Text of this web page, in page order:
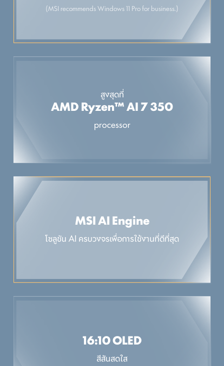
(MSI recommends Windows 11 Pro for business.)
สูงสุดที่
AMD Ryzen™ AI 7 350
processor
MSI AI Engine
โซลูชัน AI ครบวงจรเพื่อการใช้งานที่ดีที่สุด
16:10 OLED
สีสันสดใส